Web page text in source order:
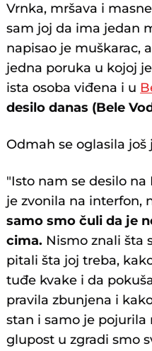
Vrnka, mršava i
sam joj da ima jedan
napisao je muškarac,
jedna poruka u kojoj
ista osoba viđena i u
desilo danas (Bele
Odmah se oglasila još
"Isto nam se desilo
je zvonila na interfon,
samo smo čuli da je
cima. Nismo znali šta
pitali šta joj treba,
tuđe kvake i da
pravila zbunjena i
stan i samo je pojurila
glupost u zgradi smo